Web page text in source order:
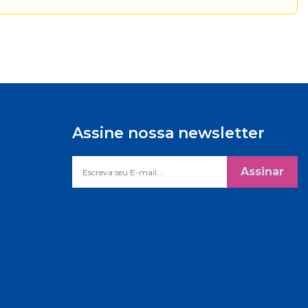
Assine nossa newsletter
Assinar